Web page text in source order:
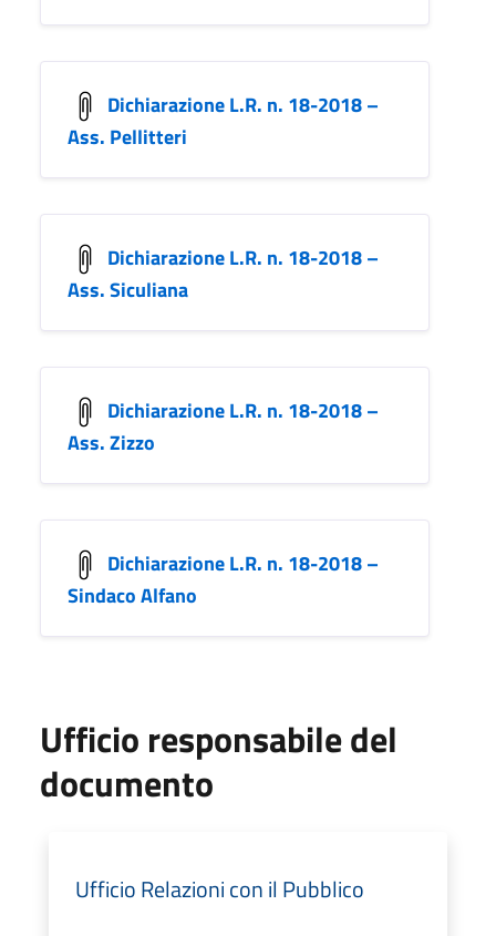
Dichiarazione L.R. n. 18-2018 –
Ass. Pellitteri
Dichiarazione L.R. n. 18-2018 –
Ass. Siculiana
Dichiarazione L.R. n. 18-2018 –
Ass. Zizzo
Dichiarazione L.R. n. 18-2018 –
Sindaco Alfano
Ufficio responsabile del
documento
Ufficio Relazioni con il Pubblico